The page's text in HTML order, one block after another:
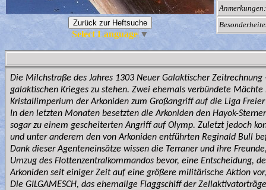
Anmerkungen:
Select Language ▼
Die Milchstraße des Jahres 1303 Neuer Galaktischer
galaktischen Krieges zu stehen. Zwei ehemals verbündete
Kristallimperium der Arkoniden zum Großangriff auf die Liga
In den letzten Monaten besetzten die Arkoniden den Hayok-
sogar zu einem gescheiterten Angriff auf Olymp. Zuletzt jedoch
und unter anderem den von Arkoniden entführten Reginald Bull
Dank dieser Agenteneinsätze wissen die Terraner und ihre
Umzug des Flottenzentralkommandos bevor, eine Entscheidung,
Arkoniden seit einiger Zeit auf eine größere militärische Aktion
Die GILGAMESCH, das ehemalige Flaggschiff der